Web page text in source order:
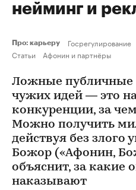
нейминг и
Про: карьеру Госрегулирование
Статьи
Афонин и партнёры
Ложные публичные
чужих идей — это
конкуренции, за
Можно получить
действуя без злого
Божор («Афонин,
объяснит, за какие
наказывают